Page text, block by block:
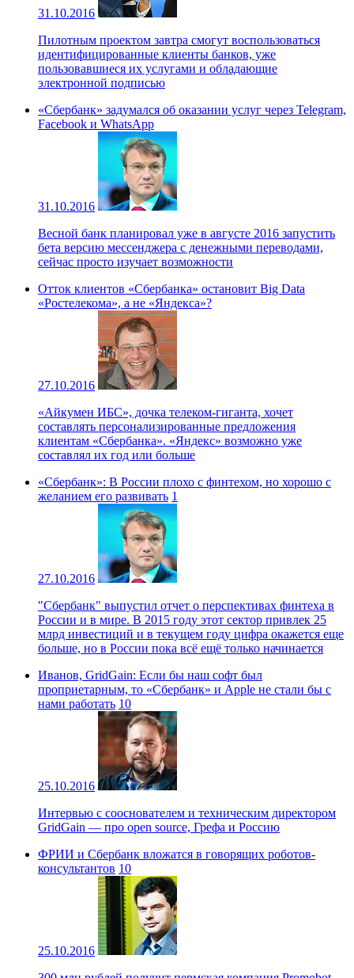
31.10.2016
Пилотным проектом завтра смогут воспользоваться
идентифицированные клиенты банков, уже
пользовавшиеся их услугами и обладающие
электронной подписью
«Сбербанк» задумался об оказании услуг через Telegram,
Facebook и WhatsApp
31.10.2016
Весной банк планировал уже в августе 2016 запустить
бета версию мессенджера с денежными переводами,
сейчас просто изучает возможности
Отток клиентов «Сбербанка» остановит Big Data
«Ростелекома», а не «Яндекса»?
27.10.2016
«Айкумен ИБС», дочка телеком-гиганта, хочет
составлять персонализированные предложения
клиентам «Сбербанка». «Яндекс» возможно уже
составлял их год или больше
«Сбербанк»: В России плохо с финтехом, но хорошо с
желанием его развивать 1
27.10.2016
"Сбербанк" выпустил отчет о перспективах финтеха в
России и в мире. В 2015 году этот сектор привлек 25
млрд инвестиций и в текущем году цифра окажется еще
больше, но в России пока всё ещё только начинается
Иванов, GridGain: Если бы наш софт был
проприетарным, то «Сбербанк» и Apple не стали бы с
нами работать 10
25.10.2016
Интервью с сооснователем и техническим директором
GridGain — про open source, Грефа и Россию
ФРИИ и Сбербанк вложатся в говорящих роботов-
консультантов 10
25.10.2016